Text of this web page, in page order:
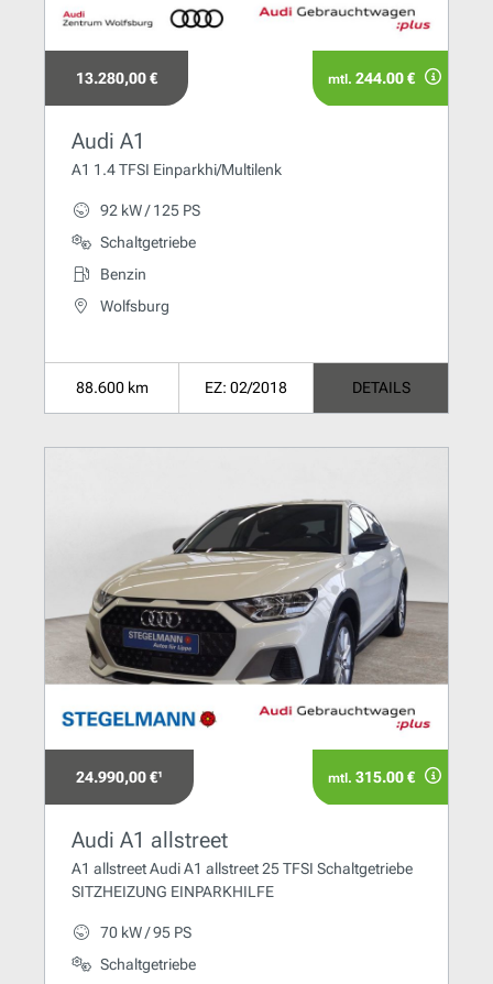
13.280,00 € mtl. 244.00 €
Audi A1
A1 1.4 TFSI Einparkhi/Multilenk
92 kW / 125 PS
Schaltgetriebe
Benzin
Wolfsburg
88.600 km EZ: 02/2018 DETAILS
24.990,00 €¹ mtl. 315.00 €
Audi A1 allstreet
A1 allstreet Audi A1 allstreet 25 TFSI Schaltgetriebe
SITZHEIZUNG EINPARKHILFE
70 kW / 95 PS
Schaltgetriebe